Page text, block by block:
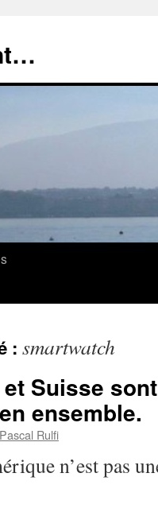
: smartwatch
Suisse
ensemble.
Pascal Rulfi
n’est pas